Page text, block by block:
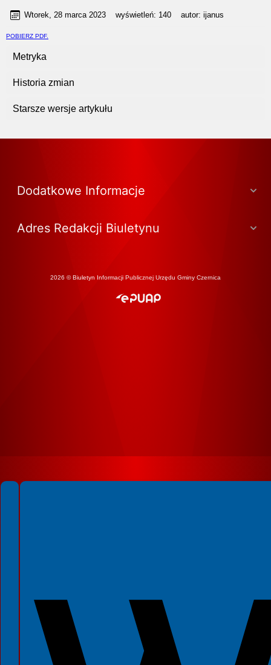
Wtorek, 28 marca 2023 wyświetleń: 140 autor: ijanus
POBIERZ PDF.
Metryka
Historia zmian
Starsze wersje artykułu
Dodatkowe Informacje
Adres Redakcji Biuletynu
2026 © Biuletyn Informacji Publicznej Urzędu Gminy Czernica
Spełniamy standardy WCAG 2.2
Spełniamy standardy W3C